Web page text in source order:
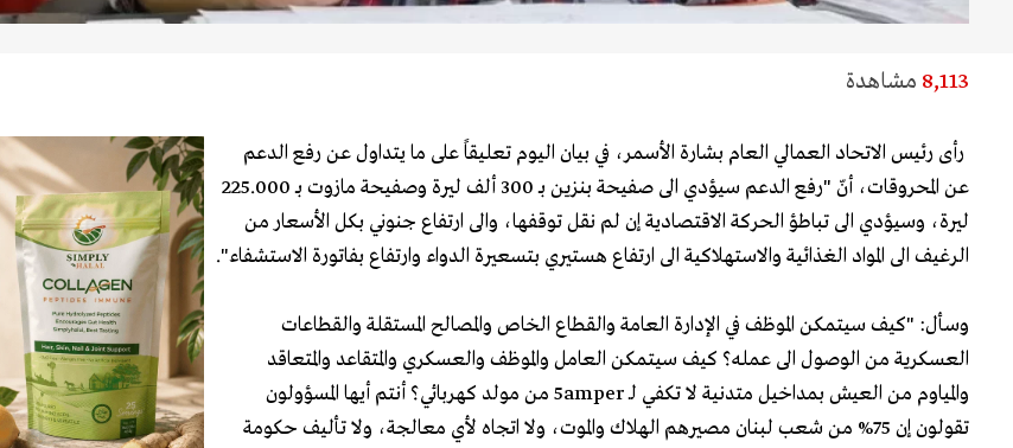
8,113 مشاهدة
رأى رئيس الاتحاد العمالي العام بشارة الأسمر، في بيان اليوم تعليقاً على ما يتداول عن رفع الدعم
عن المحروقات، أنّ "رفع الدعم سيؤدي الى صفيحة بنزين بـ 300 ألف ليرة وصفيحة مازوت بـ 225.000
ليرة، وسيؤدي الى تباطؤ الحركة الاقتصادية إن لم نقل توقفها، والى ارتفاع جنوني بكل الأسعار من
الرغيف الى المواد الغذائية والاستهلاكية الى ارتفاع هستيري بتسعيرة الدواء وارتفاع بفاتورة الاستشفاء".
وسأل: "كيف سيتمكن الموظف في الإدارة العامة والقطاع الخاص والمصالح المستقلة والقطاعات
العسكرية من الوصول الى عمله؟ كيف سيتمكن العامل والموظف والعسكري والمتقاعد والمتعاقد
والمياوم من العيش بمداخيل متدنية لا تكفي لـ 5amper من مولد كهربائي؟ أنتم أيها المسؤولون
تقولون إن 75% من شعب لبنان مصيرهم الهلاك والموت، ولا اتجاه لأي معالجة، ولا تأليف حكومة